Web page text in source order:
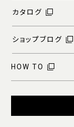
カタログ
ショップブログ
HOW TO